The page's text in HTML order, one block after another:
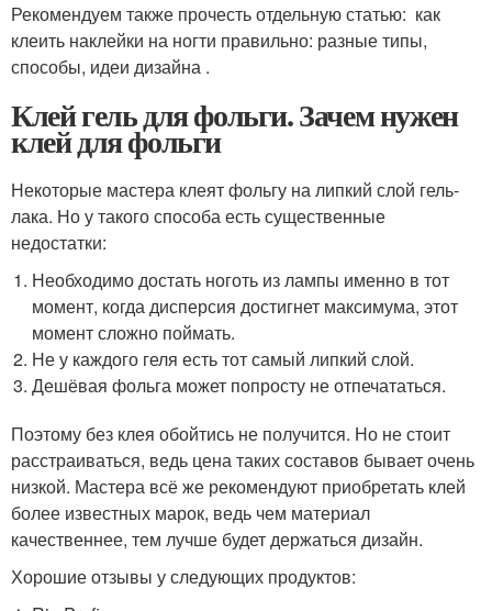
Рекомендуем также прочесть отдельную статью: как
клеить наклейки на ногти правильно: разные типы,
способы, идеи дизайна .
Клей гель для фольги. Зачем нужен
клей для фольги
Некоторые мастера клеят фольгу на липкий слой гель-
лака. Но у такого способа есть существенные
недостатки:
Необходимо достать ноготь из лампы именно в тот
момент, когда дисперсия достигнет максимума, этот
момент сложно поймать.
Не у каждого геля есть тот самый липкий слой.
Дешёвая фольга может попросту не отпечататься.
Поэтому без клея обойтись не получится. Но не стоит
расстраиваться, ведь цена таких составов бывает очень
низкой. Мастера всё же рекомендуют приобретать клей
более известных марок, ведь чем материал
качественнее, тем лучше будет держаться дизайн.
Хорошие отзывы у следующих продуктов: